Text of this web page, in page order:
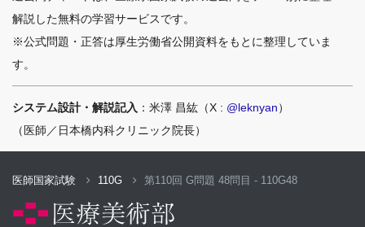
解説した無料の学習サービスです。
※公式問題・正答は厚生労働省公開資料をもとに整理していま
す。
システム設計・解説記入 ：米澤 昌紘（X : @leknyan）
（医師／日本橋内科クリニック院長）
医師国家試験 110G 第110回 G問題 48問目 - 110G48